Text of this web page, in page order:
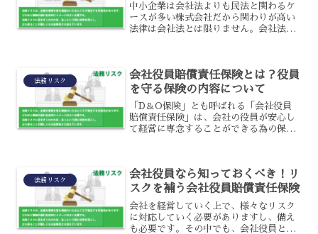
中小企業は会社法よりも民法と関わるケ
ースが多い株式会社だから関わりが高い
法律は会社法とは限りません。会社法に
分離した大企業を想定してお...
法務リスク
会社役員賠償責任保険とは？役員
を守る保険の内容について
「D＆O保険」とも呼ばれる「会社役員
賠償責任保険」は、会社の役員が安心し
て経営に専念することができる為の保険
されて以来、株主代表訴訟...
法務リスク
会社役員なら知っておくべき！リ
スクを補う会社役員賠償責任保険
会社を経営していく上で、様々なリスク
に対応していく必要がありますし、備え
も必要です。その中でも、会社役員とし